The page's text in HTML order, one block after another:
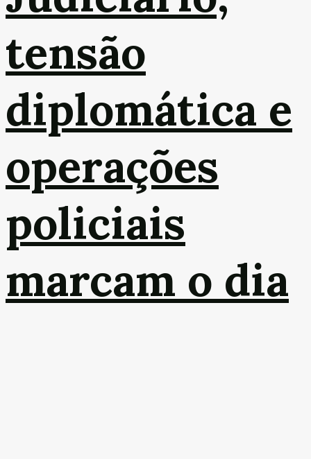
tensão
diplomática e
operações
policiais
marcam o dia